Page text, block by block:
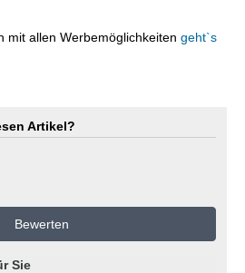
mit allen Werbemöglichkeiten geht`s
Artikel?
Bewerten
Sie